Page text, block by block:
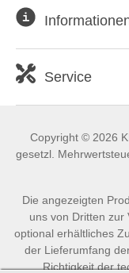
Service
Copyright © 2026
gesetzl.
Die angezeigten
uns von Dritten zur
optional erhältliches
der Lieferumfang
Richtigkeit der